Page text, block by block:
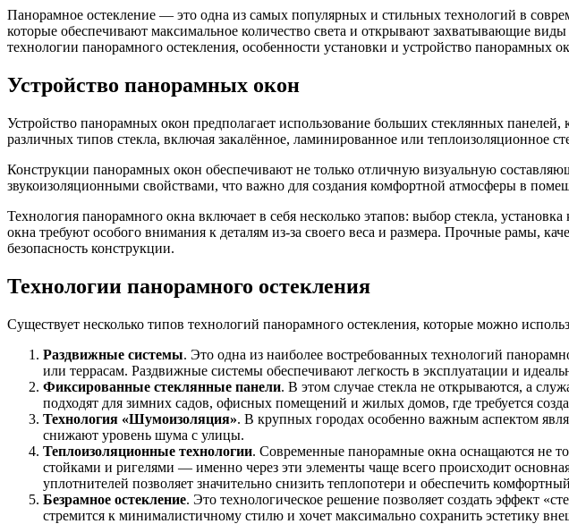
Панорамное остекление — это одна из самых популярных и стильных технологий в
которые обеспечивают максимальное количество света и открывают захватывающие
технологии панорамного остекления, особенности установки и устройство панорамных
Устройство панорамных окон
Устройство панорамных окон предполагает использование больших стеклянных
различных типов стекла, включая закалённое, ламинированное или
Конструкции панорамных окон обеспечивают не только отличную визуальную
звукоизоляционными свойствами, что важно для создания комфортной атмосферы в
Технология панорамного окна включает в себя несколько этапов: выбор стекла,
окна требуют особого внимания к деталям из-за своего веса и размера. Прочные рамы,
безопасность конструкции.
Технологии панорамного остекления
Существует несколько типов технологий панорамного остекления, которые можно
Раздвижные системы. Это одна из наиболее востребованных технологий
или террасам. Раздвижные системы обеспечивают легкость в эксплуатации и
Фиксированные стеклянные панели. В этом случае стекла не открываются, а
подходят для зимних садов, офисных помещений и жилых домов, где требуется
Технология «Шумоизоляция». В крупных городах особенно важным аспектом
снижают уровень шума с улицы.
Теплоизоляционные технологии. Современные панорамные окна оснащаются не
стойками и ригелями — именно через эти элементы чаще всего происходит
уплотнителей позволяет значительно снизить теплопотери и обеспечить
Безрамное остекление. Это технологическое решение позволяет создать эффект
стремится к минималистичному стилю и хочет максимально сохранить эстетику